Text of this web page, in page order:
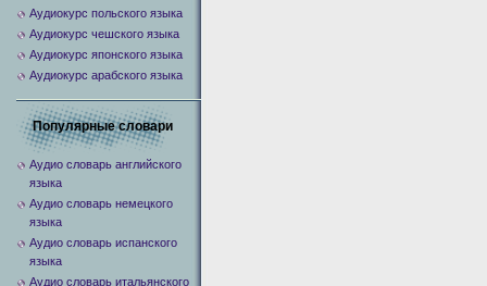
Аудиокурс польского языка
Аудиокурс чешского языка
Аудиокурс японского языка
Аудиокурс арабского языка
Популярные словари
Аудио словарь английского
языка
Аудио словарь немецкого
языка
Аудио словарь испанского
языка
Аудио словарь итальянского